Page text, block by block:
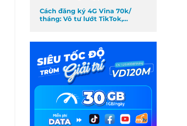
Cách đăng ký 4G Vina 70k/
tháng: Vô tư lướt TikTok,